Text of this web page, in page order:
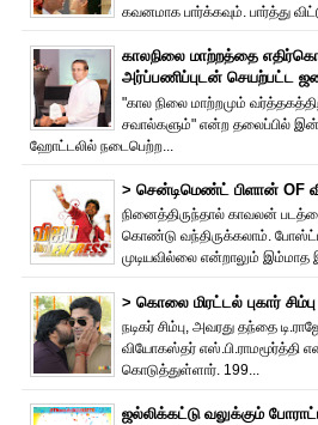
கவனமாக பார்க்கவும். பார்த்து
காலநிலை மாற்றத்தை
அர்ப்பணிப்புடன் செயற்பட்ட
"கால நிலை மாற்றமும்
சவால்களும்" என்ற தலைப்பில்
ஹோட்டலில் நடைபெற்ற...
> சென்டிமெண்ட் பிளான் OF
நினைத்திருந்தால் காவலன்
கொண்டு வந்திருக்கலாம்.
முடியவில்லை என்றாலும் இம்மாத
> கொலை மிரட்டல் புகார் சிம்பு
நடிகர் சிம்பு, அவரது தந்தை
வியோகஸ்தர் எஸ்.பி.ராமமூர்த்தி
கொடுத்துள்ளார். 199...
ஜல்லிக்கட்டு வலுக்கும்